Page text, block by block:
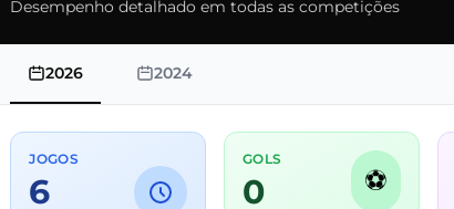
Desempenho detalhado em todas as competições
2026 2024
JOGOS
6
GOLS
0 ⚽